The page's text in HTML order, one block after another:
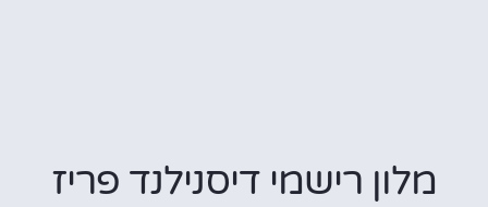
מלון רישמי דיסנילנד פריז